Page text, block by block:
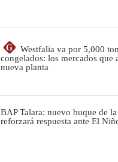
G
Westfalia va por 5,000
congelados: los mercados que
nueva planta
BAP Talara: nuevo buque de
reforzará respuesta ante El